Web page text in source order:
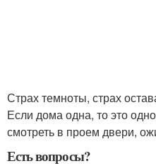
Страх темноты, страх
Если дома одна, то это
смотреть в проем двери,
Есть вопросы?